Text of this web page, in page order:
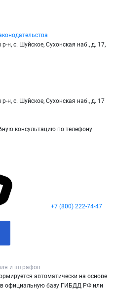
н, с. Шуйское, Сухонская наб., д. 17,
н, с. Шуйское, Сухонская наб., д. 17
консультацию по телефону
+7 (800) 222-74-47
и штрафов
автоматически на основе
официальную базу ГИБДД РФ или